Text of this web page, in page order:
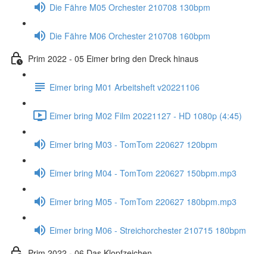
Die Fähre M05 Orchester 210708 130bpm
Die Fähre M06 Orchester 210708 160bpm
Prim 2022 - 05 Eimer bring den Dreck hinaus
Eimer bring M01 Arbeitsheft v20221106
Eimer bring M02 Film 20221127 - HD 1080p (4:45)
Eimer bring M03 - TomTom 220627 120bpm
Eimer bring M04 - TomTom 220627 150bpm.mp3
Eimer bring M05 - TomTom 220627 180bpm.mp3
Eimer bring M06 - Streichorchester 210715 180bpm